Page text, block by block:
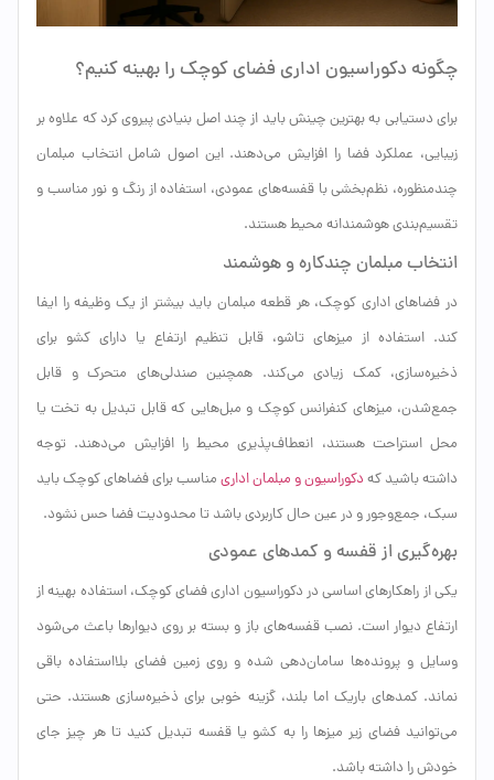
چگونه دکوراسیون اداری فضای کوچک را بهینه کنیم؟
برای دستیابی به بهترین چینش باید از چند اصل بنیادی پیروی کرد که علاوه بر
زیبایی، عملکرد فضا را افزایش می‌دهند. این اصول شامل انتخاب مبلمان
چندمنظوره، نظم‌بخشی با قفسه‌های عمودی، استفاده از رنگ و نور مناسب و
تقسیم‌بندی هوشمندانه محیط هستند.
انتخاب مبلمان چندکاره و هوشمند
در فضاهای اداری کوچک، هر قطعه مبلمان باید بیشتر از یک وظیفه را ایفا
کند. استفاده از میزهای تاشو، قابل تنظیم ارتفاع یا دارای کشو برای
ذخیره‌سازی، کمک زیادی می‌کند. همچنین صندلی‌های متحرک و قابل
جمع‌شدن، میزهای کنفرانس کوچک و مبل‌هایی که قابل تبدیل به تخت یا
محل استراحت هستند، انعطاف‌پذیری محیط را افزایش می‌دهند. توجه
داشته باشید که دکوراسیون و مبلمان اداری مناسب برای فضاهای کوچک باید
سبک، جمع‌وجور و در عین حال کاربردی باشد تا محدودیت فضا حس نشود.
بهره‌گیری از قفسه و کمدهای عمودی
یکی از راهکارهای اساسی در دکوراسیون اداری فضای کوچک، استفاده بهینه از
ارتفاع دیوار است. نصب قفسه‌های باز و بسته بر روی دیوارها باعث می‌شود
وسایل و پرونده‌ها سامان‌دهی شده و روی زمین فضای بلااستفاده باقی
نماند. کمدهای باریک اما بلند، گزینه خوبی برای ذخیره‌سازی هستند. حتی
می‌توانید فضای زیر میزها را به کشو یا قفسه تبدیل کنید تا هر چیز جای
خودش را داشته باشد.